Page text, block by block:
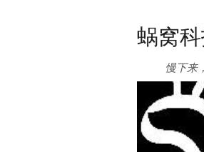
蜗窝
慢下来